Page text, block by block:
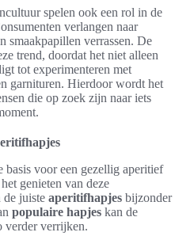
spelen ook een rol in de
verlangen naar
smaakpapillen verrassen. De
trend, doordat het niet alleen
tot experimenteren met
garnituren. Hierdoor wordt het
die op zoek zijn naar iets
voor een gezellig aperitief
genieten van deze
de juiste aperitifhapjes bijzonder
populaire hapjes kan de
verder verrijken.